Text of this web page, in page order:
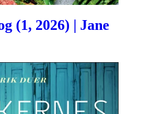
(1, 2026) | Jane